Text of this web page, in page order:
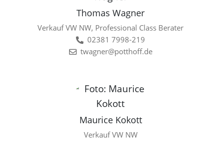
Thomas Wagner
Verkauf VW NW, Professional Class Berater
02381 7998-219
twagner@potthoff.de
Maurice Kokott
Verkauf VW NW